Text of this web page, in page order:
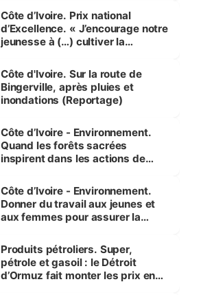
Côte d’Ivoire. Prix national
d’Excellence. « J’encourage notre
jeunesse à (…) cultiver la
(Alassane Ouattara
Côte d'Ivoire. Sur la route de
Bingerville, après pluies et
inondations (Reportage)
Côte d’Ivoire - Environnement.
Quand les forêts sacrées
inspirent dans les actions de
Côte d’Ivoire - Environnement.
Donner du travail aux jeunes et
aux femmes pour assurer la
menacées
Produits pétroliers. Super,
pétrole et gasoil : le Détroit
d’Ormuz fait monter les prix en